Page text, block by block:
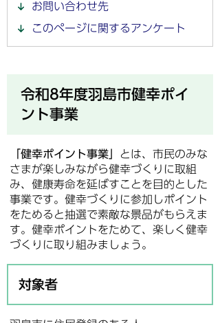
お問い合わせ先
このページに関するアンケート
令和8年度羽島市健幸ポイ
ント事業
「健幸ポイント事業」
とは、市民のみな
さまが楽しみながら健幸づくりに取組
み、健康寿命を延ばすことを目的とした
事業です。健幸づくりに参加しポイント
をためると抽選で素敵な景品がもらえま
す。健幸ポイントをためて、楽しく健幸
づくりに取り組みましょう。
対象者